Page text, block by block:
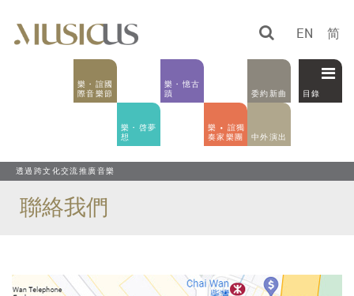
目錄
委約新曲
中外演出
樂・憶古
蹟
樂・誼國
際音樂節
樂・啓夢
想
樂 • 誼獨
奏家樂團
EN 简
透過跨文化交流推廣音樂
聯絡我們